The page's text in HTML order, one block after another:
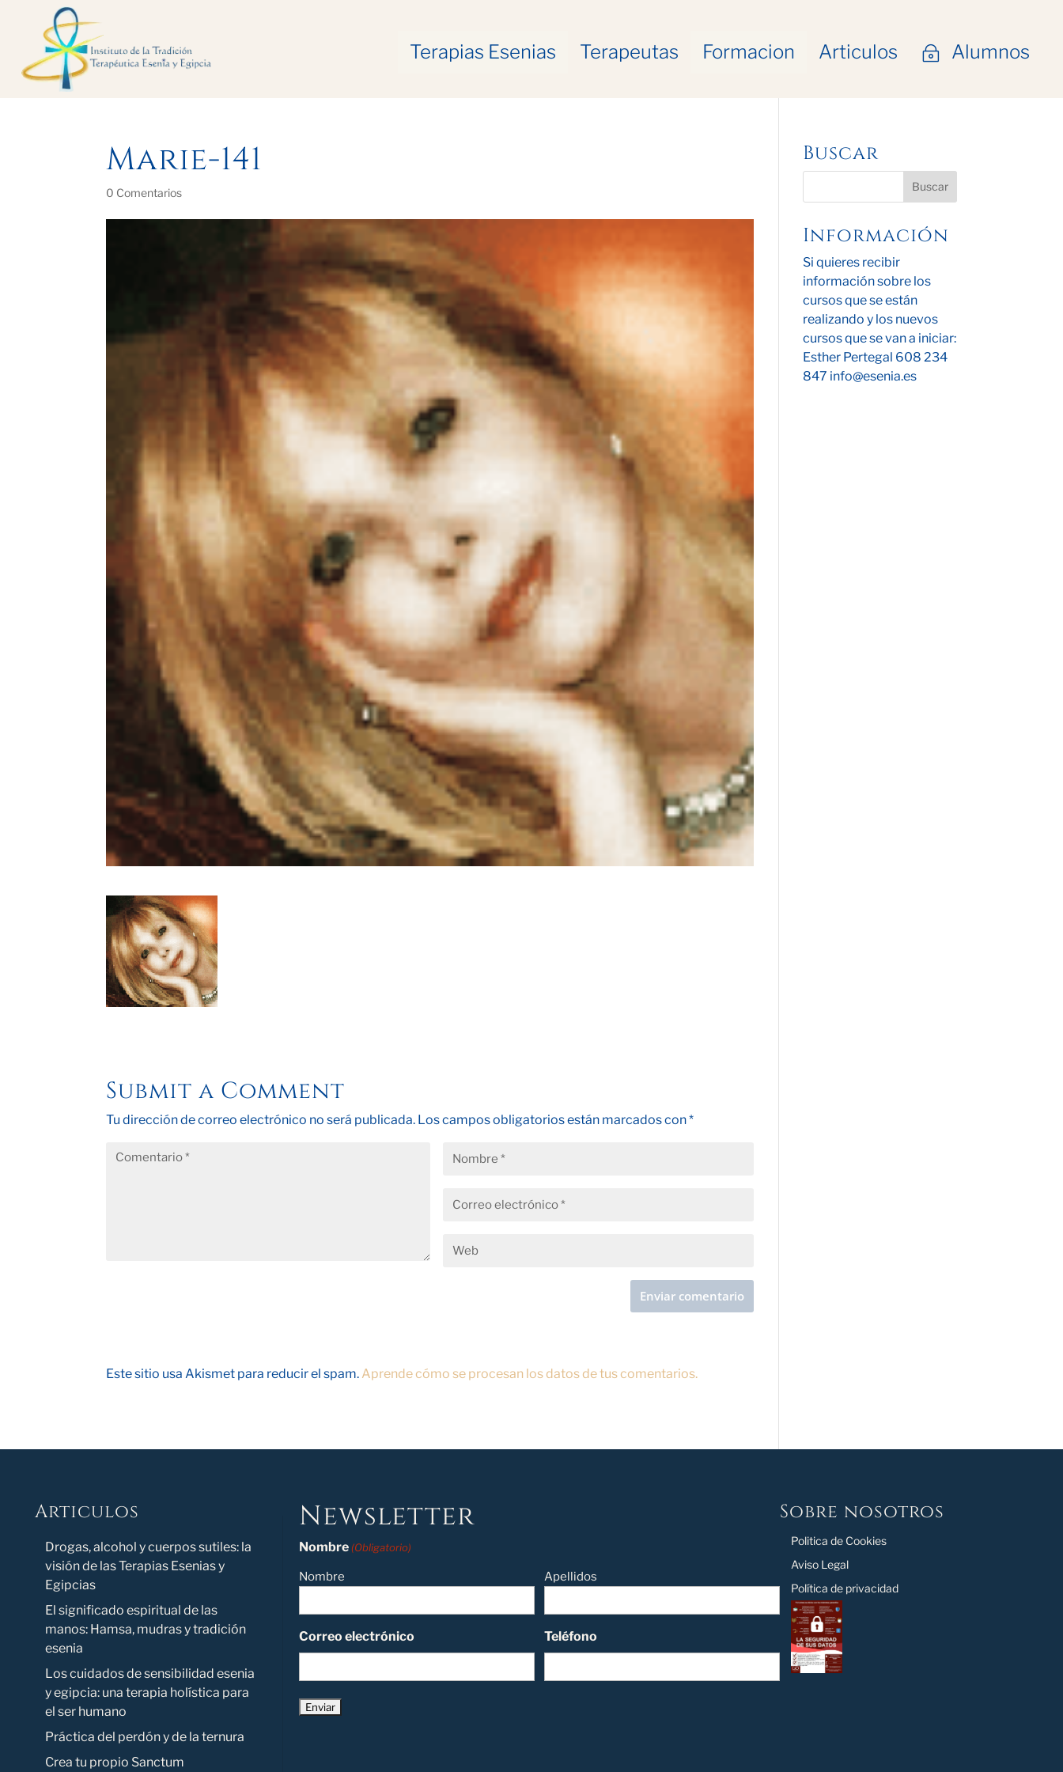
Terapias Esenias Terapeutas Formacion Articulos ~ Alumnos
Marie-141
0 Comentarios
Submit a Comment
Tu dirección de correo electrónico no será publicada. Los campos obligatorios están marcados con*
Este sitio usa Akismet para reducir el spam. Aprende cómo se procesan los datos de tus comentarios.
Buscar
Información
Si quieres recibir
información sobre los
cursos que se están
realizando y los nuevos
cursos que se van a iniciar:
Esther Pertegal 608 234
847 info@esenia.es
Articulos
Novedad
Drogas, alcohol y cuerpos sutiles: la
visión de las Terapias Esenias y
Egipcias
El significado espiritual de las
manos: Hamsa, mudras y tradición
esenia
Los cuidados de sensibilidad esenia
y egipcia: una terapia holística para
el ser humano
Práctica del perdón y de la ternura
Crea tu propio Sanctum
Newsletter
Nombre (Obligatorio)
Nombre Apellidos
Correo electrónico Teléfono
Sobre nosotros
Politica de Cookies
Aviso Legal
Política de privacidad